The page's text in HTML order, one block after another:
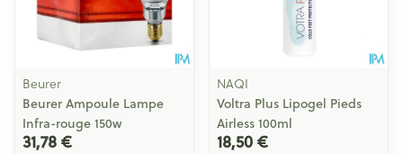
Beurer
Beurer Ampoule Lampe
Infra-rouge 150w
31,78 €
NAQI
Voltra Plus Lipogel Pieds
Airless 100ml
18,50 €